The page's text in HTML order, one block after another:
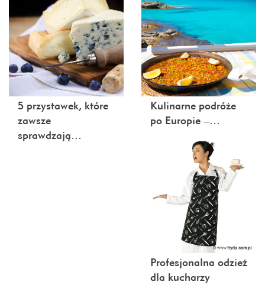
5 przystawek, które
zawsze
sprawdzają…
Kulinarne podróże
po Europie –…
Profesjonalna odzież
dla kucharzy